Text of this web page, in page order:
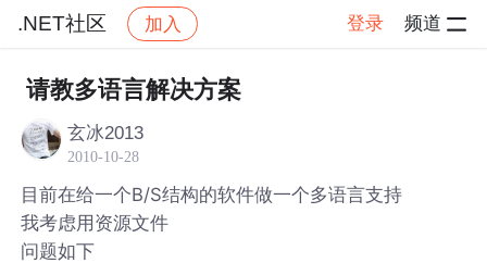
.NET社区 加入 登录 频道
社区 .NET社区 帖子详情
请教多语言解决方案
玄冰2013
2010-10-28
目前在给一个B/S结构的软件做一个多语言支持
我考虑用资源文件
问题如下